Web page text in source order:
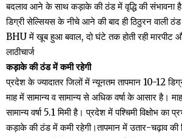
बदलाव आने के साथ कड़ाके की ठंड में वृद्धि की संभावना
डिग्री सेल्सियस के नीचे आने की बाद ही ठिठुरन वाली
BHU में खूब हुआ बवाल, दो घंटे तक होती रही मारपीट
लाठीचार्ज
कड़ाके की ठंड में कमी रहेगी
प्रदेश के ज्यादातर जिलों में न्यूनतम तापमान 10-12
माह में सामान्य व सामान्य से अधिक वर्षा के आसार है।
सामान्य वर्षा 5.1 मिमी है। प्रदेश में पश्चिमी विक्षोभ का
कड़ाके की ठंड में कमी रहेगी।तापमान में उतार-चढ़ाव की